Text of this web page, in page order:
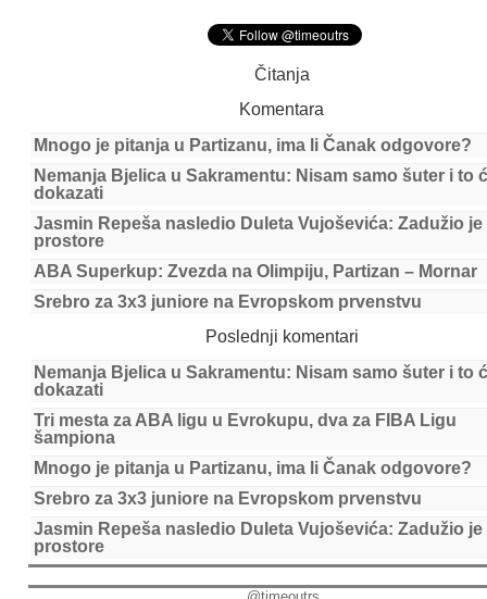
Čitanja
Komentara
Mnogo je pitanja u Partizanu, ima li Čanak odgovore?
Nemanja Bjelica u Sakramentu: Nisam samo šuter i to
dokazati
Jasmin Repeša nasledio Duleta Vujoševića: Zadužio je
prostore
ABA Superkup: Zvezda na Olimpiju, Partizan – Mornar
Srebro za 3x3 juniore na Evropskom prvenstvu
Poslednji komentari
Nemanja Bjelica u Sakramentu: Nisam samo šuter i to
dokazati
Tri mesta za ABA ligu u Evrokupu, dva za FIBA Ligu
šampiona
Mnogo je pitanja u Partizanu, ima li Čanak odgovore?
Srebro za 3x3 juniore na Evropskom prvenstvu
Jasmin Repeša nasledio Duleta Vujoševića: Zadužio je
prostore